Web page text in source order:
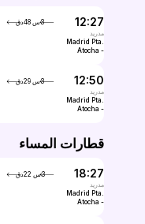
12:27
مدريد
Madrid Pta.
Atocha -
3س 48دق
12:50
مدريد
Madrid Pta.
Atocha -
3س 29دق
قطارات المساء
18:27
مدريد
Madrid Pta.
Atocha -
3س 22دق